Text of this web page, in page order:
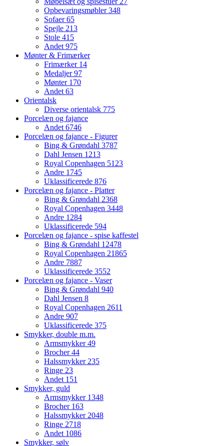
Opbevaringsmøbler348
Sofaer65
Spejle 213
Stole 415
Andet975
Mønter & Frimærker
Frimærker 14
Medaljer97
Mønter 170
Andet63
Orientalsk
Diverse orientalsk 775
Porcelæn og fajance
Andet6746
Porcelæn og fajance - Figurer
Bing & Grøndahl 3787
Dahl Jensen 1213
Royal Copenhagen 5123
Andre 1745
Uklassificerede 876
Porcelæn og fajance - Platter
Bing & Grøndahl 2368
Royal Copenhagen 3448
Andre 1284
Uklassificerede 594
Porcelæn og fajance - spise kaffestel
Bing & Grøndahl 12478
Royal Copenhagen 21865
Andre 7887
Uklassificerede 3552
Porcelæn og fajance - Vaser
Bing & Grøndahl 940
Dahl Jensen 8
Royal Copenhagen 2611
Andre 907
Uklassificerede 375
Smykker, double m.m.
Armsmykker49
Brocher44
Halssmykker235
Ringe 23
Andet 151
Smykker, guld
Armsmykker 1348
Brocher 163
Halssmykker2048
Ringe 2718
Andet 1086
Smykker, sølv